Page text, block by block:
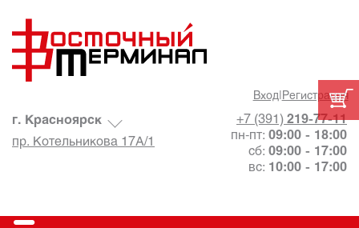
Вход| Регистрация
+7 (391) 219-77-11
пн-пт: 09:00 - 18:00
сб: 09:00 - 17:00
вс: 10:00 - 17:00
г. Красноярск
пр. Котельникова 17А/1